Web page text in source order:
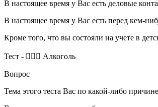
В настоящее время у Вас есть деловые
В настоящее время у Вас есть перед кем-
Кроме того, что вы состояли на учете в
Тест - 🤵🏻‍♀️ Алкоголь
Вопрос
Тема этого теста Вас по какой-либо